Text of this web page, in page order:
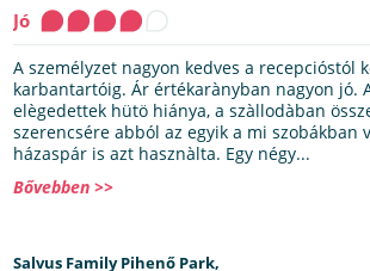
Jó
A személyzet nagyon kedves a recepcióstól
karbantartóig. Ár értékarànyban nagyon jó.
elègedettek hütö hiánya, a szàllodàban
szerencsére abból az egyik a mi szobákban
házaspár is azt hasznàlta. Egy négy...
Bővebben >>
Salvus Family Pihenő Park,